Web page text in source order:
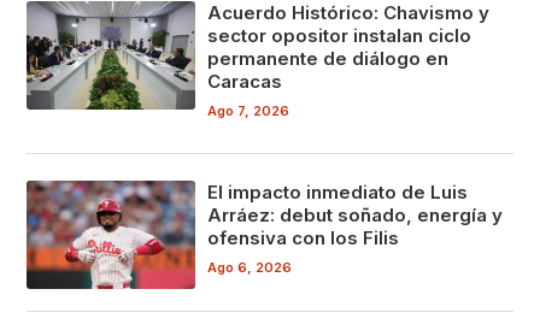
Acuerdo Histórico: Chavismo y
sector opositor instalan ciclo
permanente de diálogo en
Caracas
Ago 7, 2026
El impacto inmediato de Luis
Arráez: debut soñado, energía y
ofensiva con los Filis
Ago 6, 2026